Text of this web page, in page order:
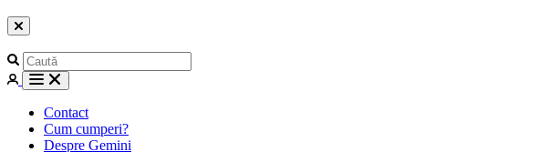
Contact
Cum cumperi?
Despre Gemini